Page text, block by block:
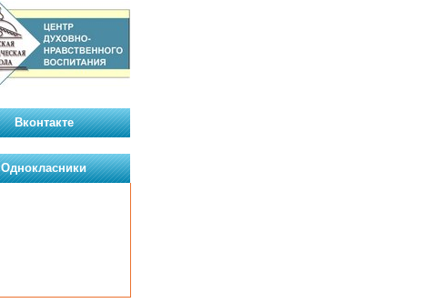
Вконтакте
Однокласники